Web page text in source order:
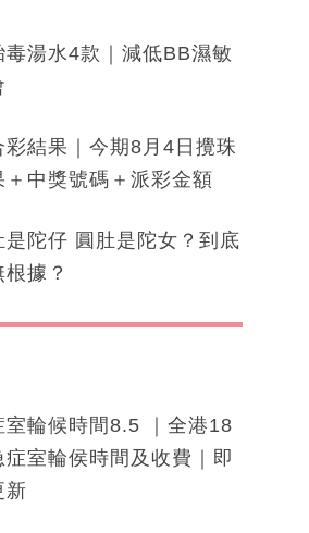
毒湯水4款｜減低BB濕敏
彩結果｜今期8月4日攪珠
＋中獎號碼＋派彩金額
是陀仔 圓肚是陀女？到底
據？
室輪候時間8.5 ｜全港18
症室輪侯時間及收費｜即
新